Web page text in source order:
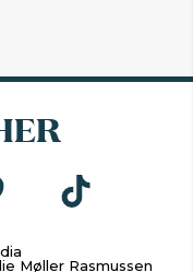
Møller Rasmussen